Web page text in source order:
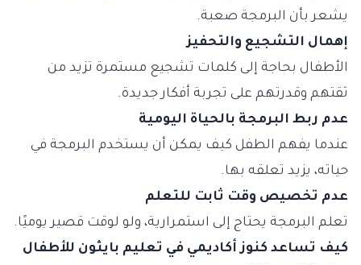
يشعر بأن البرمجة صعبة.
إهمال التشجيع والتحفيز
الأطفال بحاجة إلى كلمات تشجيع مستمرة تزيد من
ثقتهم وقدرتهم على تجربة أفكار جديدة.
عدم ربط البرمجة بالحياة اليومية
عندما يفهم الطفل كيف يمكن أن يستخدم البرمجة في
حياته، يزيد تعلقه بها.
عدم تخصيص وقت ثابت للتعلم
تعلم البرمجة يحتاج إلى استمرارية، ولو لوقت قصير يوميًا.
كيف تساعد كنوز أكاديمي في تعليم بايثون للأطفال